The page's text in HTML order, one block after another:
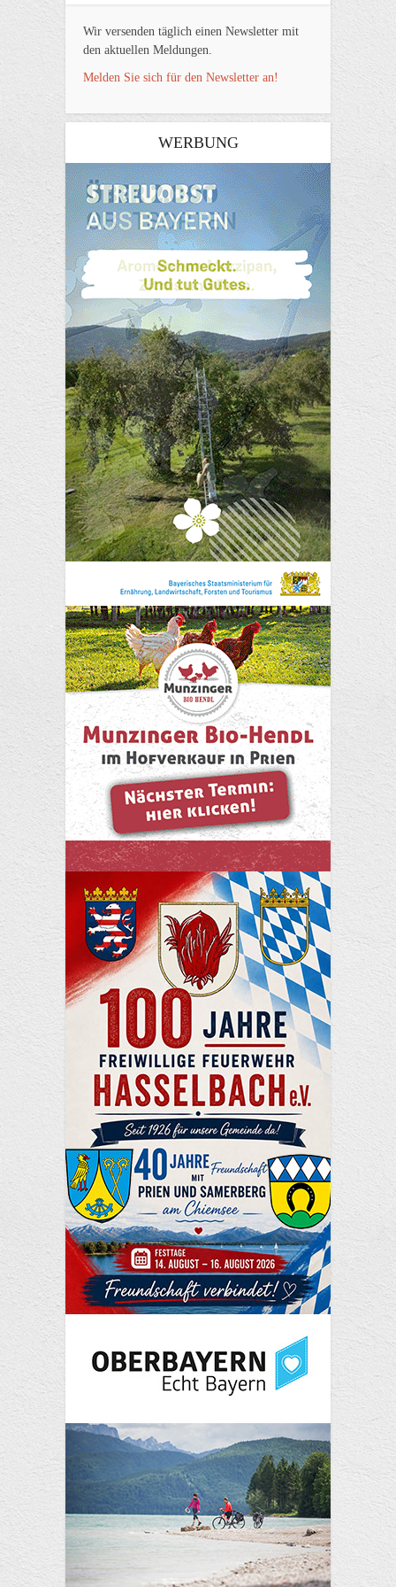
Wir versenden täglich einen Newsletter mit
den aktuellen Meldungen.
Melden Sie sich für den Newsletter an!
WERBUNG